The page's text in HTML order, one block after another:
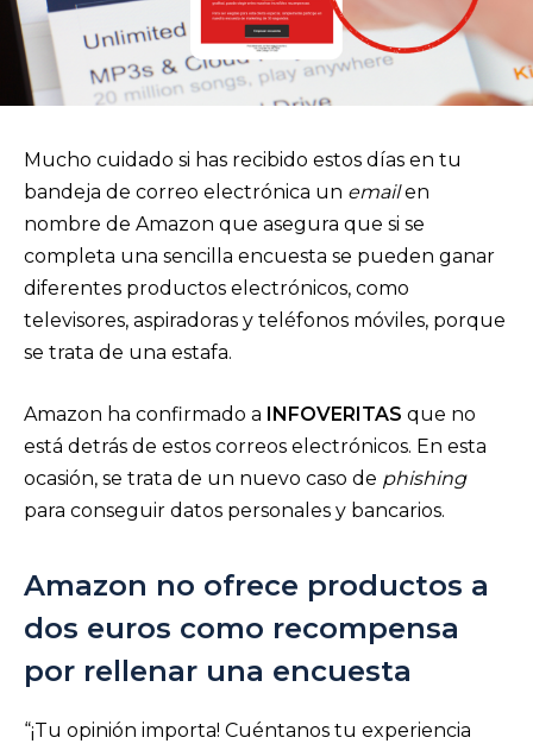
Mucho cuidado si has recibido estos días en tu
bandeja de correo electrónica un emailen
nombre de Amazon que asegura que si se
completa una sencilla encuesta se pueden ganar
diferentes productos electrónicos, como
televisores, aspiradoras y teléfonos móviles, porque
se trata de una estafa.
Amazon ha confirmado a INFOVERITAS que no
está detrás de estos correos electrónicos. En esta
ocasión, se trata de un nuevo caso de phishing
para conseguir datos personales y bancarios.
Amazon no ofrece productos a
dos euros como recompensa
por rellenar una encuesta
“¡Tu opinión importa! Cuéntanos tu experiencia